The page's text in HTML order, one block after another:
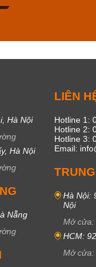
Hà Nội
Hà Nội
Nẵng
LIÊN
Hotline 1:
Hotline 2:
Hotline 3:
Email:
Hà Nội:
Nội
Mở cửa:
HCM:
Mở cửa: